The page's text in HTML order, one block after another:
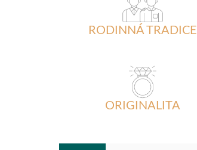
RODINNÁ TRADICE
ORIGINALITA